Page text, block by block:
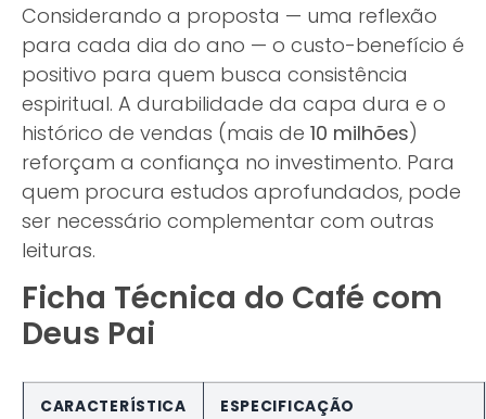
Considerando a proposta — uma reflexão
para cada dia do ano — o custo-benefício é
positivo para quem busca consistência
espiritual. A durabilidade da capa dura e o
histórico de vendas (mais de 10 milhões)
reforçam a confiança no investimento. Para
quem procura estudos aprofundados, pode
ser necessário complementar com outras
leituras.
Ficha Técnica do Café com
Deus Pai
CARACTERÍSTICA ESPECIFICAÇÃO